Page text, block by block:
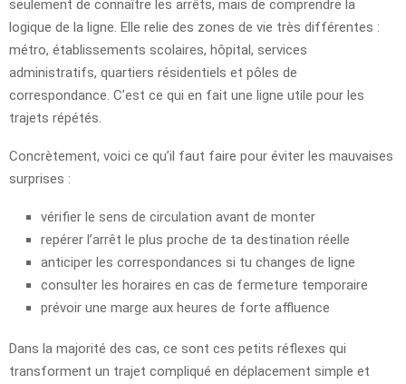
seulement de connaître les arrêts, mais de comprendre la
logique de la ligne. Elle relie des zones de vie très différentes :
métro, établissements scolaires, hôpital, services
administratifs, quartiers résidentiels et pôles de
correspondance. C’est ce qui en fait une ligne utile pour les
trajets répétés.
Concrètement, voici ce qu’il faut faire pour éviter les mauvaises
surprises :
vérifier le sens de circulation avant de monter
repérer l’arrêt le plus proche de ta destination réelle
anticiper les correspondances si tu changes de ligne
consulter les horaires en cas de fermeture temporaire
prévoir une marge aux heures de forte affluence
Dans la majorité des cas, ce sont ces petits réflexes qui
transforment un trajet compliqué en déplacement simple et